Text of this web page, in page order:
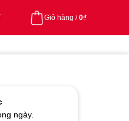
Giỏ hàng /0₫
ngày.